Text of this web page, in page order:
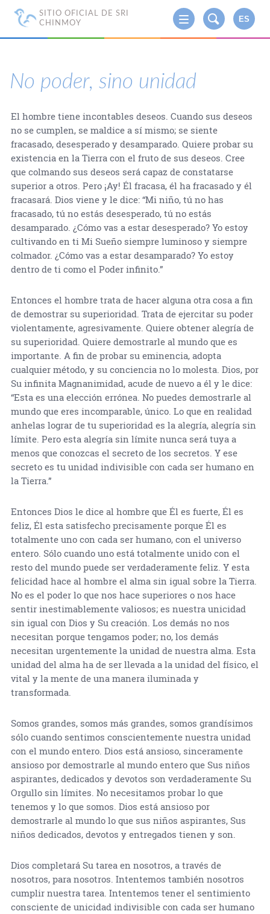
SITIO OFICIAL DE SRI
CHINMOY
ES
No poder, sino unidad
El hombre tiene incontables deseos. Cuando sus deseos
no se cumplen, se maldice a sí mismo; se siente
fracasado, desesperado y desamparado. Quiere probar su
existencia en la Tierra con el fruto de sus deseos. Cree
que colmando sus deseos será capaz de constatarse
superior a otros. Pero ¡Ay! Él fracasa, él ha fracasado y él
fracasará. Dios viene y le dice: “Mi niño, tú no has
fracasado, tú no estás desesperado, tú no estás
desamparado. ¿Cómo vas a estar desesperado? Yo estoy
cultivando en ti Mi Sueño siempre luminoso y siempre
colmador. ¿Cómo vas a estar desamparado? Yo estoy
dentro de ti como el Poder infinito.”
Entonces el hombre trata de hacer alguna otra cosa a fin
de demostrar su superioridad. Trata de ejercitar su poder
violentamente, agresivamente. Quiere obtener alegría de
su superioridad. Quiere demostrarle al mundo que es
importante. A fin de probar su eminencia, adopta
cualquier método, y su conciencia no lo molesta. Dios, por
Su infinita Magnanimidad, acude de nuevo a él y le dice:
“Esta es una elección errónea. No puedes demostrarle al
mundo que eres incomparable, único. Lo que en realidad
anhelas lograr de tu superioridad es la alegría, alegría sin
límite. Pero esta alegría sin límite nunca será tuya a
menos que conozcas el secreto de los secretos. Y ese
secreto es tu unidad indivisible con cada ser humano en
la Tierra.”
Entonces Dios le dice al hombre que Él es fuerte, Él es
feliz, Él esta satisfecho precisamente porque Él es
totalmente uno con cada ser humano, con el universo
entero. Sólo cuando uno está totalmente unido con el
resto del mundo puede ser verdaderamente feliz. Y esta
felicidad hace al hombre el alma sin igual sobre la Tierra.
No es el poder lo que nos hace superiores o nos hace
sentir inestimablemente valiosos; es nuestra unicidad
sin igual con Dios y Su creación. Los demás no nos
necesitan porque tengamos poder; no, los demás
necesitan urgentemente la unidad de nuestra alma. Esta
unidad del alma ha de ser llevada a la unidad del físico, el
vital y la mente de una manera iluminada y
transformada.
Somos grandes, somos más grandes, somos grandísimos
sólo cuando sentimos conscientemente nuestra unidad
con el mundo entero. Dios está ansioso, sinceramente
ansioso por demostrarle al mundo entero que Sus niños
aspirantes, dedicados y devotos son verdaderamente Su
Orgullo sin límites. No necesitamos probar lo que
tenemos y lo que somos. Dios está ansioso por
demostrarle al mundo lo que sus niños aspirantes, Sus
niños dedicados, devotos y entregados tienen y son.
Dios completará Su tarea en nosotros, a través de
nosotros, para nosotros. Intentemos también nosotros
cumplir nuestra tarea. Intentemos tener el sentimiento
consciente de unicidad indivisible con cada ser humano